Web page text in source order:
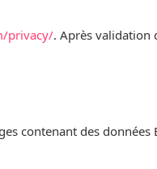
privacy/. Après validation
contenant des données